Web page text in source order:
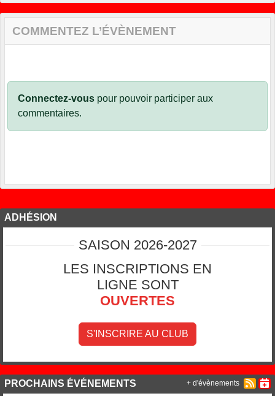
COMMENTEZ L’ÉVÈNEMENT
Connectez-vous pour pouvoir participer aux
commentaires.
ADHÉSION
SAISON 2026-2027
LES INSCRIPTIONS EN
LIGNE SONT
OUVERTES
S'INSCRIRE AU CLUB
PROCHAINS ÉVÉNEMENTS + d'évènements